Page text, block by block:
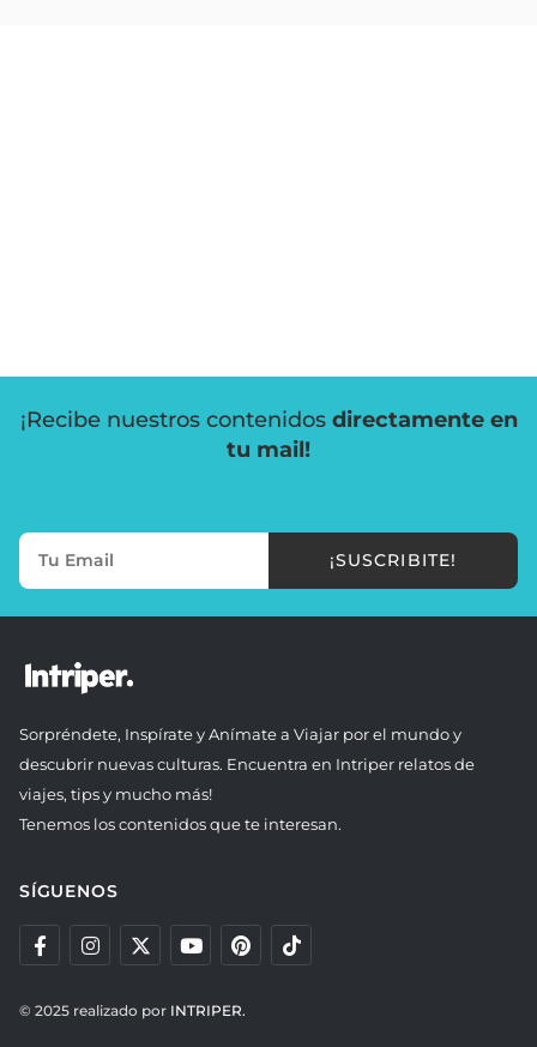
¡Recibe nuestros contenidos directamente en
tu mail!
¡SUSCRIBITE!
Sorpréndete, Inspírate y Anímate a Viajar por el mundo y
descubrir nuevas culturas. Encuentra en Intriper relatos de
viajes, tips y mucho más!
Tenemos los contenidos que te interesan.
SÍGUENOS
© 2025 realizado por INTRIPER.